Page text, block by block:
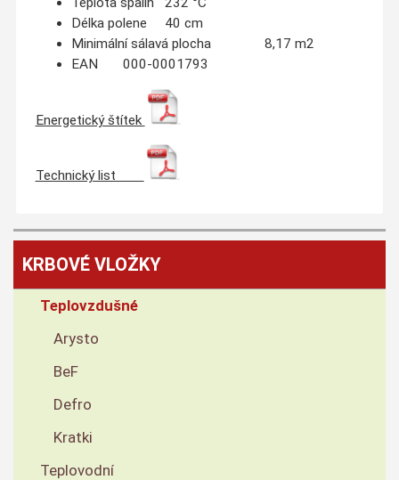
Délka polene 40 cm
Minimální sálavá plocha 8,17 m2
EAN 000-0001793
Energetický štítek
Technický list
KRBOVÉ VLOŽKY
Teplovzdušné
Arysto
BeF
Defro
Kratki
Teplovodní